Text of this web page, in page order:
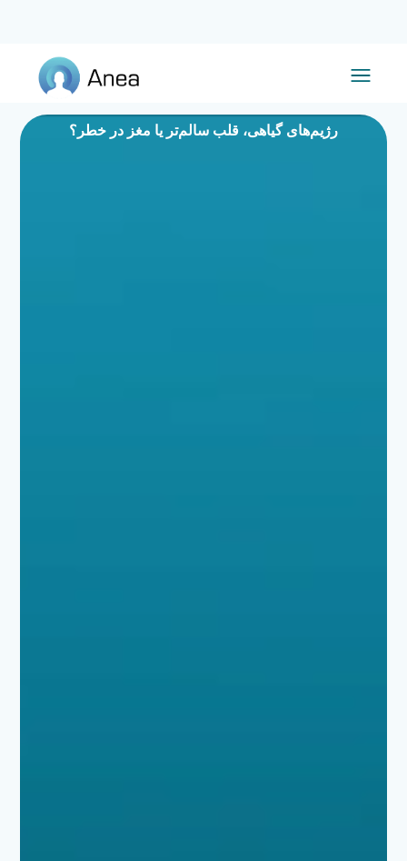
رژیم‌های گیاهی، قلب سالم‌تر یا مغز در خطر؟